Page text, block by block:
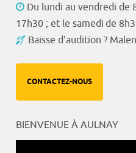
Du lundi au vendredi de
17h30 ; et le samedi de
Baisse d'audition ?
CONTACTEZ-NOUS
BIENVENUE À AULNAY